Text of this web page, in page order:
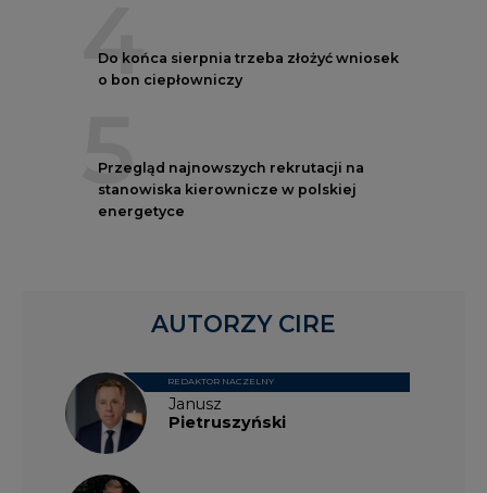
4
Do końca sierpnia trzeba złożyć wniosek
o bon ciepłowniczy
5
Przegląd najnowszych rekrutacji na
stanowiska kierownicze w polskiej
energetyce
Janusz
Pietruszyński
REDAKTOR NACZELNY
AUTORZY CIRE